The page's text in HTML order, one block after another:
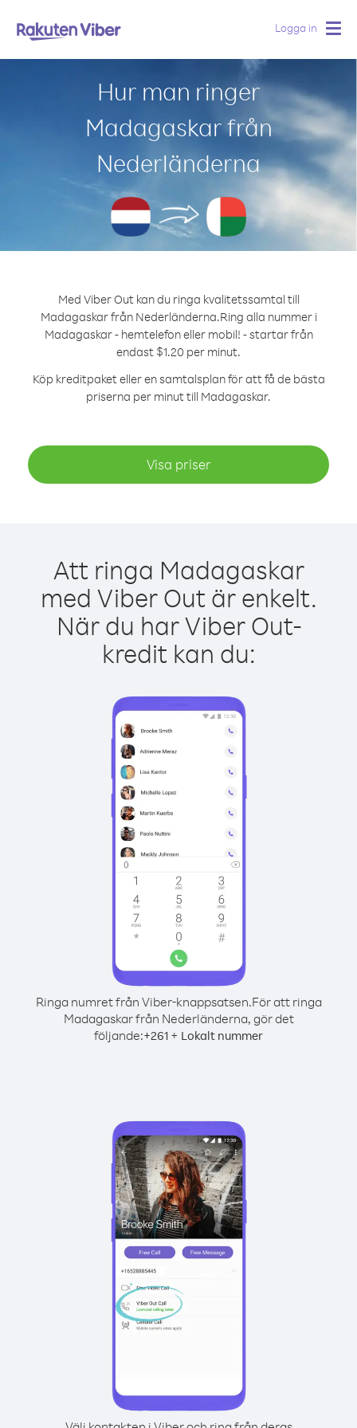
Logga in
Hur man ringer
Madagaskar från
Nederländerna
Med Viber Out kan du ringa kvalitetssamtal till
Madagaskar från Nederländerna.Ring alla nummer i
Madagaskar - hemtelefon eller mobil! - startar från
endast $1.20 per minut.
Köp kreditpaket eller en samtalsplan för att få de bästa
priserna per minut till Madagaskar.
Visa priser
Att ringa Madagaskar
med Viber Out är enkelt.
När du har Viber Out-
kredit kan du:
Ringa numret från Viber-knappsatsen.För att ringa
Madagaskar från Nederländerna, gör det
följande:+261 + Lokalt nummer